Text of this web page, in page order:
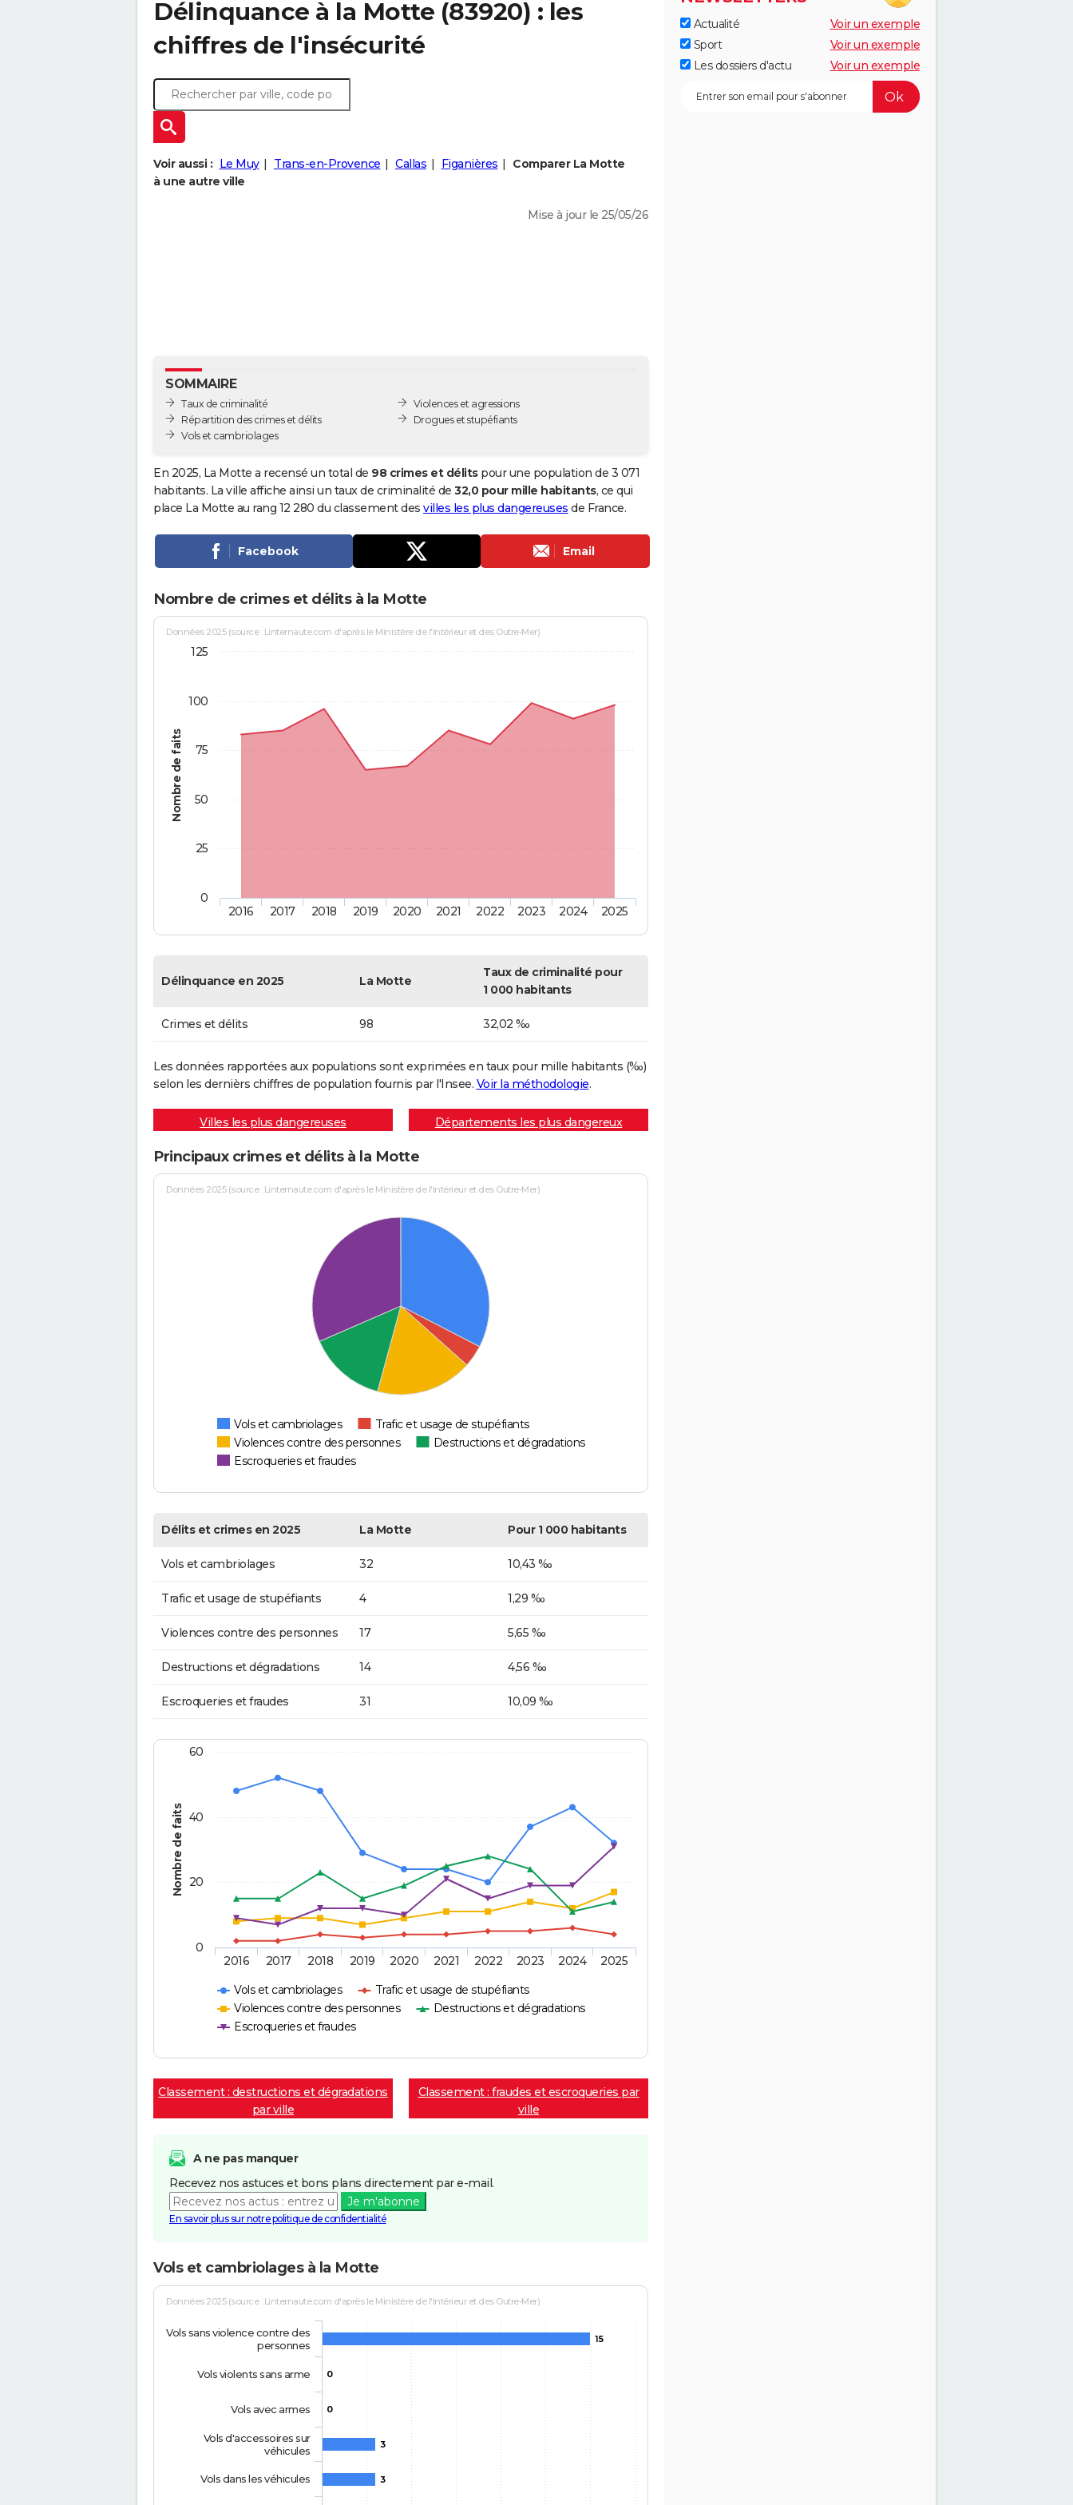
Délinquance à la Motte (83920) : les
chiffres de l'insécurité
Voir aussi : Le Muy Trans-en-Provence Callas Figanières
Comparer La Motte
à une autre ville
Mise à jour le 25/05/26
SOMMAIRE
Taux de criminalité
Répartition des crimes et délits
Vols et cambriolages
Violences et agressions
Drogues et stupéfiants
En 2025, La Motte a recensé un total de 98 crimes et délitspour une population de 3 071
habitants. La ville affiche ainsi un taux de criminalité de 32,0 pour mille habitants, ce qui
place La Motte au rang 12 280 du classement des villes les plus dangereuses de France.
Facebook Email
Nombre de crimes et délits à la Motte
Nombre de faits
Données 2025 (source : Linternaute.com d'après le Ministère de l'Intérieur et des Outre-Mer)
2016 2017 2018 2019 2020 2021 2022 2023 2024 2025
0
25
50
75
100
125
Délinquance en 2025 La Motte
Taux de criminalité pour
1 000 habitants
Crimes et délits 98 32,02 ‰
Les données rapportées aux populations sont exprimées en taux pour mille habitants (‰)
selon les dernièrs chiffres de population fournis par l'Insee. Voir la méthodologie.
Villes les plus dangereuses Départements les plus dangereux
Principaux crimes et délits à la Motte
Données 2025 (source : Linternaute.com d'après le Ministère de l'Intérieur et des Outre-Mer)
Vols et cambriolages
Trafic et usage de stupéfiants
Violences contre des personnes
Destructions et dégradations
Escroqueries et fraudes
Délits et crimes en 2025 La Motte Pour 1 000 habitants
Vols et cambriolages 32 10,43 ‰
Trafic et usage de stupéfiants 4 1,29 ‰
Violences contre des personnes 17 5,65 ‰
Destructions et dégradations 14 4,56 ‰
Escroqueries et fraudes 31 10,09 ‰
Nombre de faits
Vols et cambriolages
Trafic et usage de stupéfiants
Violences contre des personnes
Destructions et dégradations
Escroqueries et fraudes
2016 2017 2018 2019 2020 2021 2022 2023 2024 2025
0
20
40
60
Classement : destructions et dégradations
par ville
Classement : fraudes et escroqueries par
ville
A ne pas manquer
Recevez nos astuces et bons plans directement par e-mail.
Je m'abonne
En savoir plus sur notre politique de confidentialité
Vols et cambriolages à la Motte
Données 2025 (source : Linternaute.com d'après le Ministère de l'Intérieur et des Outre-Mer)
15
0
0
3
3
Vols sans violence contre des
personnes
Vols violents sans arme
Vols avec armes
Vols d'accessoires sur
véhicules
Vols dans les véhicules
Actualité
Voir un exemple
Sport
Voir un exemple
Les dossiers d'actu
Voir un exemple